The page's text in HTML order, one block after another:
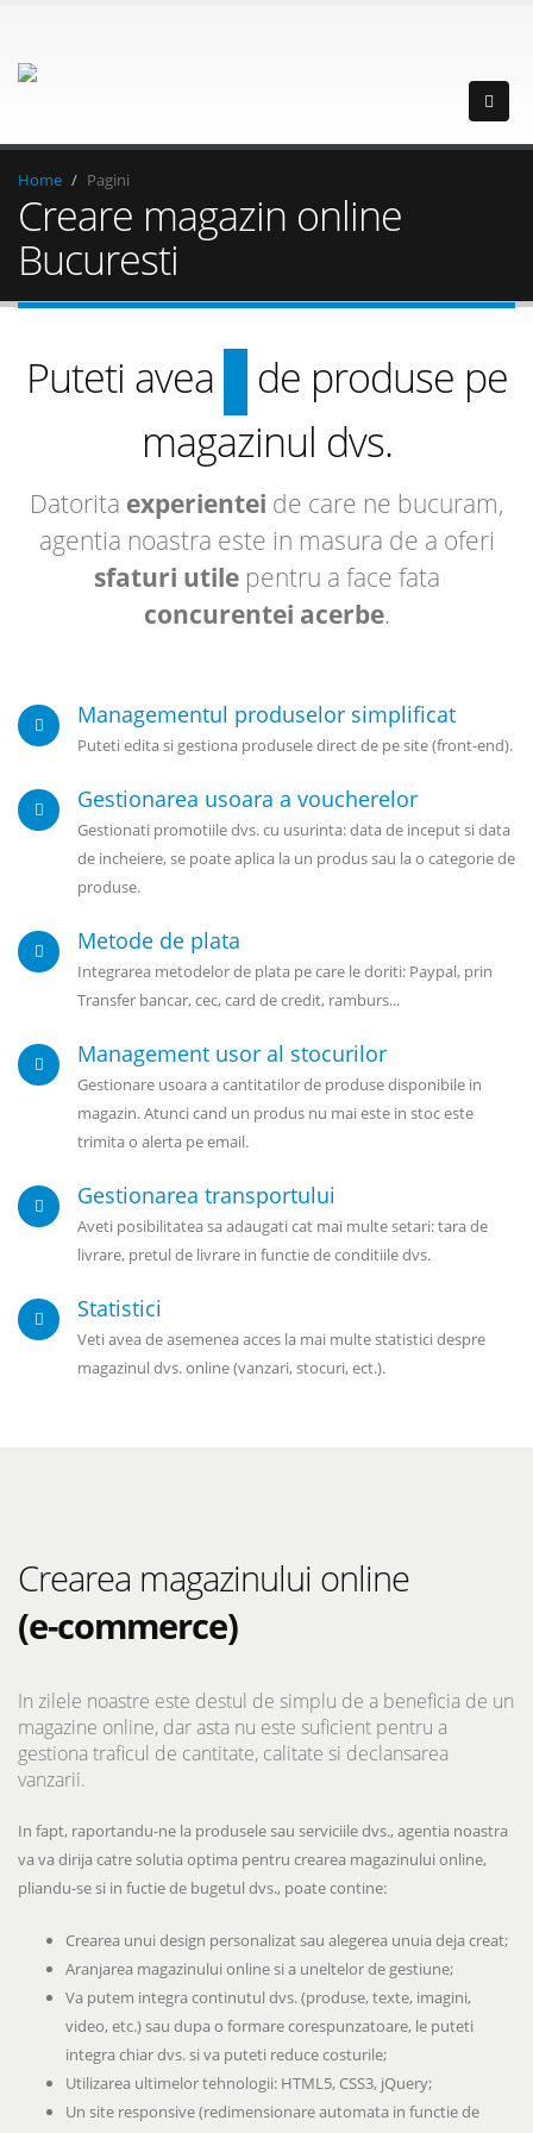
Home Pagini
Creare magazin online
Bucuresti
Puteti avea sute
de produse pe
magazinul dvs.
Datorita experientei de care ne bucuram,
agentia noastra este in masura de a oferi
sfaturi utilepentru a face fata
concurentei acerbe.
Managementul produselor simplificat
Puteti edita si gestiona produsele direct de pe site (front-end).
Gestionarea usoara a voucherelor
Gestionati promotiile dvs. cu usurinta: data de inceput si data
de incheiere, se poate aplica la un produs sau la o categorie de
produse.
Metode de plata
Integrarea metodelor de plata pe care le doriti: Paypal, prin
Transfer bancar, cec, card de credit, ramburs...
Management usor al stocurilor
Gestionare usoara a cantitatilor de produse disponibile in
magazin. Atunci cand un produs nu mai este in stoc este
trimita o alerta pe email.
Gestionarea transportului
Aveti posibilitatea sa adaugati cat mai multe setari: tara de
livrare, pretul de livrare in functie de conditiile dvs.
Statistici
Veti avea de asemenea acces la mai multe statistici despre
magazinul dvs. online (vanzari, stocuri, ect.).
Crearea magazinului online
(e-commerce)
In zilele noastre este destul de simplu de a beneficia de un
magazine online, dar asta nu este suficient pentru a
gestiona traficul de cantitate, calitate si declansarea
vanzarii.
In fapt, raportandu-ne la produsele sau serviciile dvs., agentia noastra
va va dirija catre solutia optima pentru crearea magazinului online,
pliandu-se si in fuctie de bugetul dvs., poate contine:
Crearea unui design personalizat sau alegerea unuia deja creat;
Aranjarea magazinului online si a uneltelor de gestiune;
Va putem integra continutul dvs. (produse, texte, imagini,
video, etc.) sau dupa o formare corespunzatoare, le puteti
integra chiar dvs. si va puteti reduce costurile;
Utilizarea ultimelor tehnologii: HTML5, CSS3, jQuery;
Un site responsive (redimensionare automata in functie de